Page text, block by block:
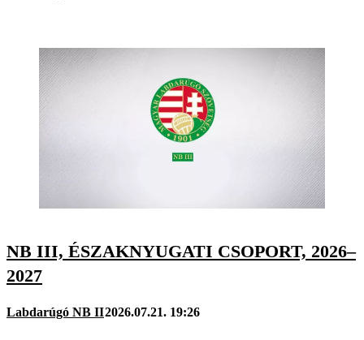
NB III, ÉSZAKNYUGATI CSOPORT, 2026–
2027
Labdarúgó NB II2026.07.21. 19:26